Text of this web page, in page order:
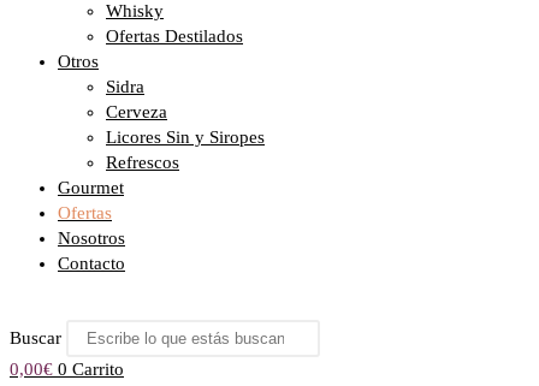
Whisky
Ofertas Destilados
Otros
Sidra
Cerveza
Licores Sin y Siropes
Refrescos
Gourmet
Ofertas
Nosotros
Contacto
Buscar
0,00€ 0 Carrito